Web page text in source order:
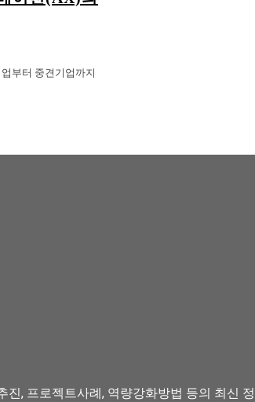
부터 중견기업까지
, 프로젝트사례, 역량강화방법 등의 최신